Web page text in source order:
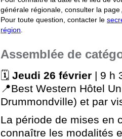
générale régionale, consulter la page
Pour toute question, contacter le
région
Assemblée de
🗓️ Jeudi 26 février | 9 h
📍Best Western Hôtel
Drummondville) et par
La période de mises en
connaître les modalités